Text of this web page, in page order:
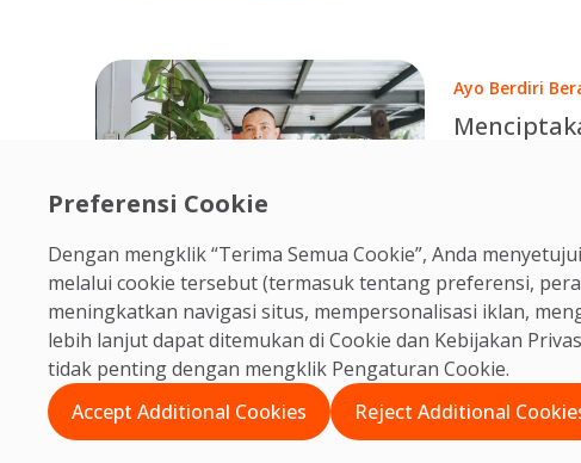
Preferensi Cookie
Dengan mengklik “Terima Semua Cookie”, Anda
melalui cookie tersebut (termasuk tentang preferensi,
meningkatkan navigasi situs, mempersonalisasi iklan,
lebih lanjut dapat ditemukan di Cookie dan Kebijakan
tidak penting dengan mengklik Pengaturan Cookie.
Accept Additional Cookies
Reject Additional
Ayo Berdiri
menjalankan
mencari
OCS
15 Jul,